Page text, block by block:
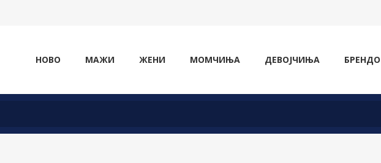
НОВО МАЖИ ЖЕНИ МОМЧИЊА ДЕВОЈЧИЊА